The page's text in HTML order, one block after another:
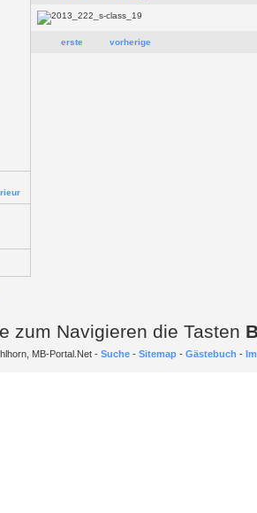
erste vorherige
zum Navigieren die Tasten
MB-Portal.Net - Suche - Sitemap - Gästebuch -